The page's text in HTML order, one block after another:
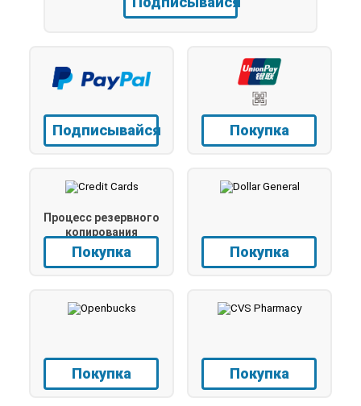
Подписывайся Покупка
Процесс резервного
копирования
Покупка Покупка
Покупка Покупка